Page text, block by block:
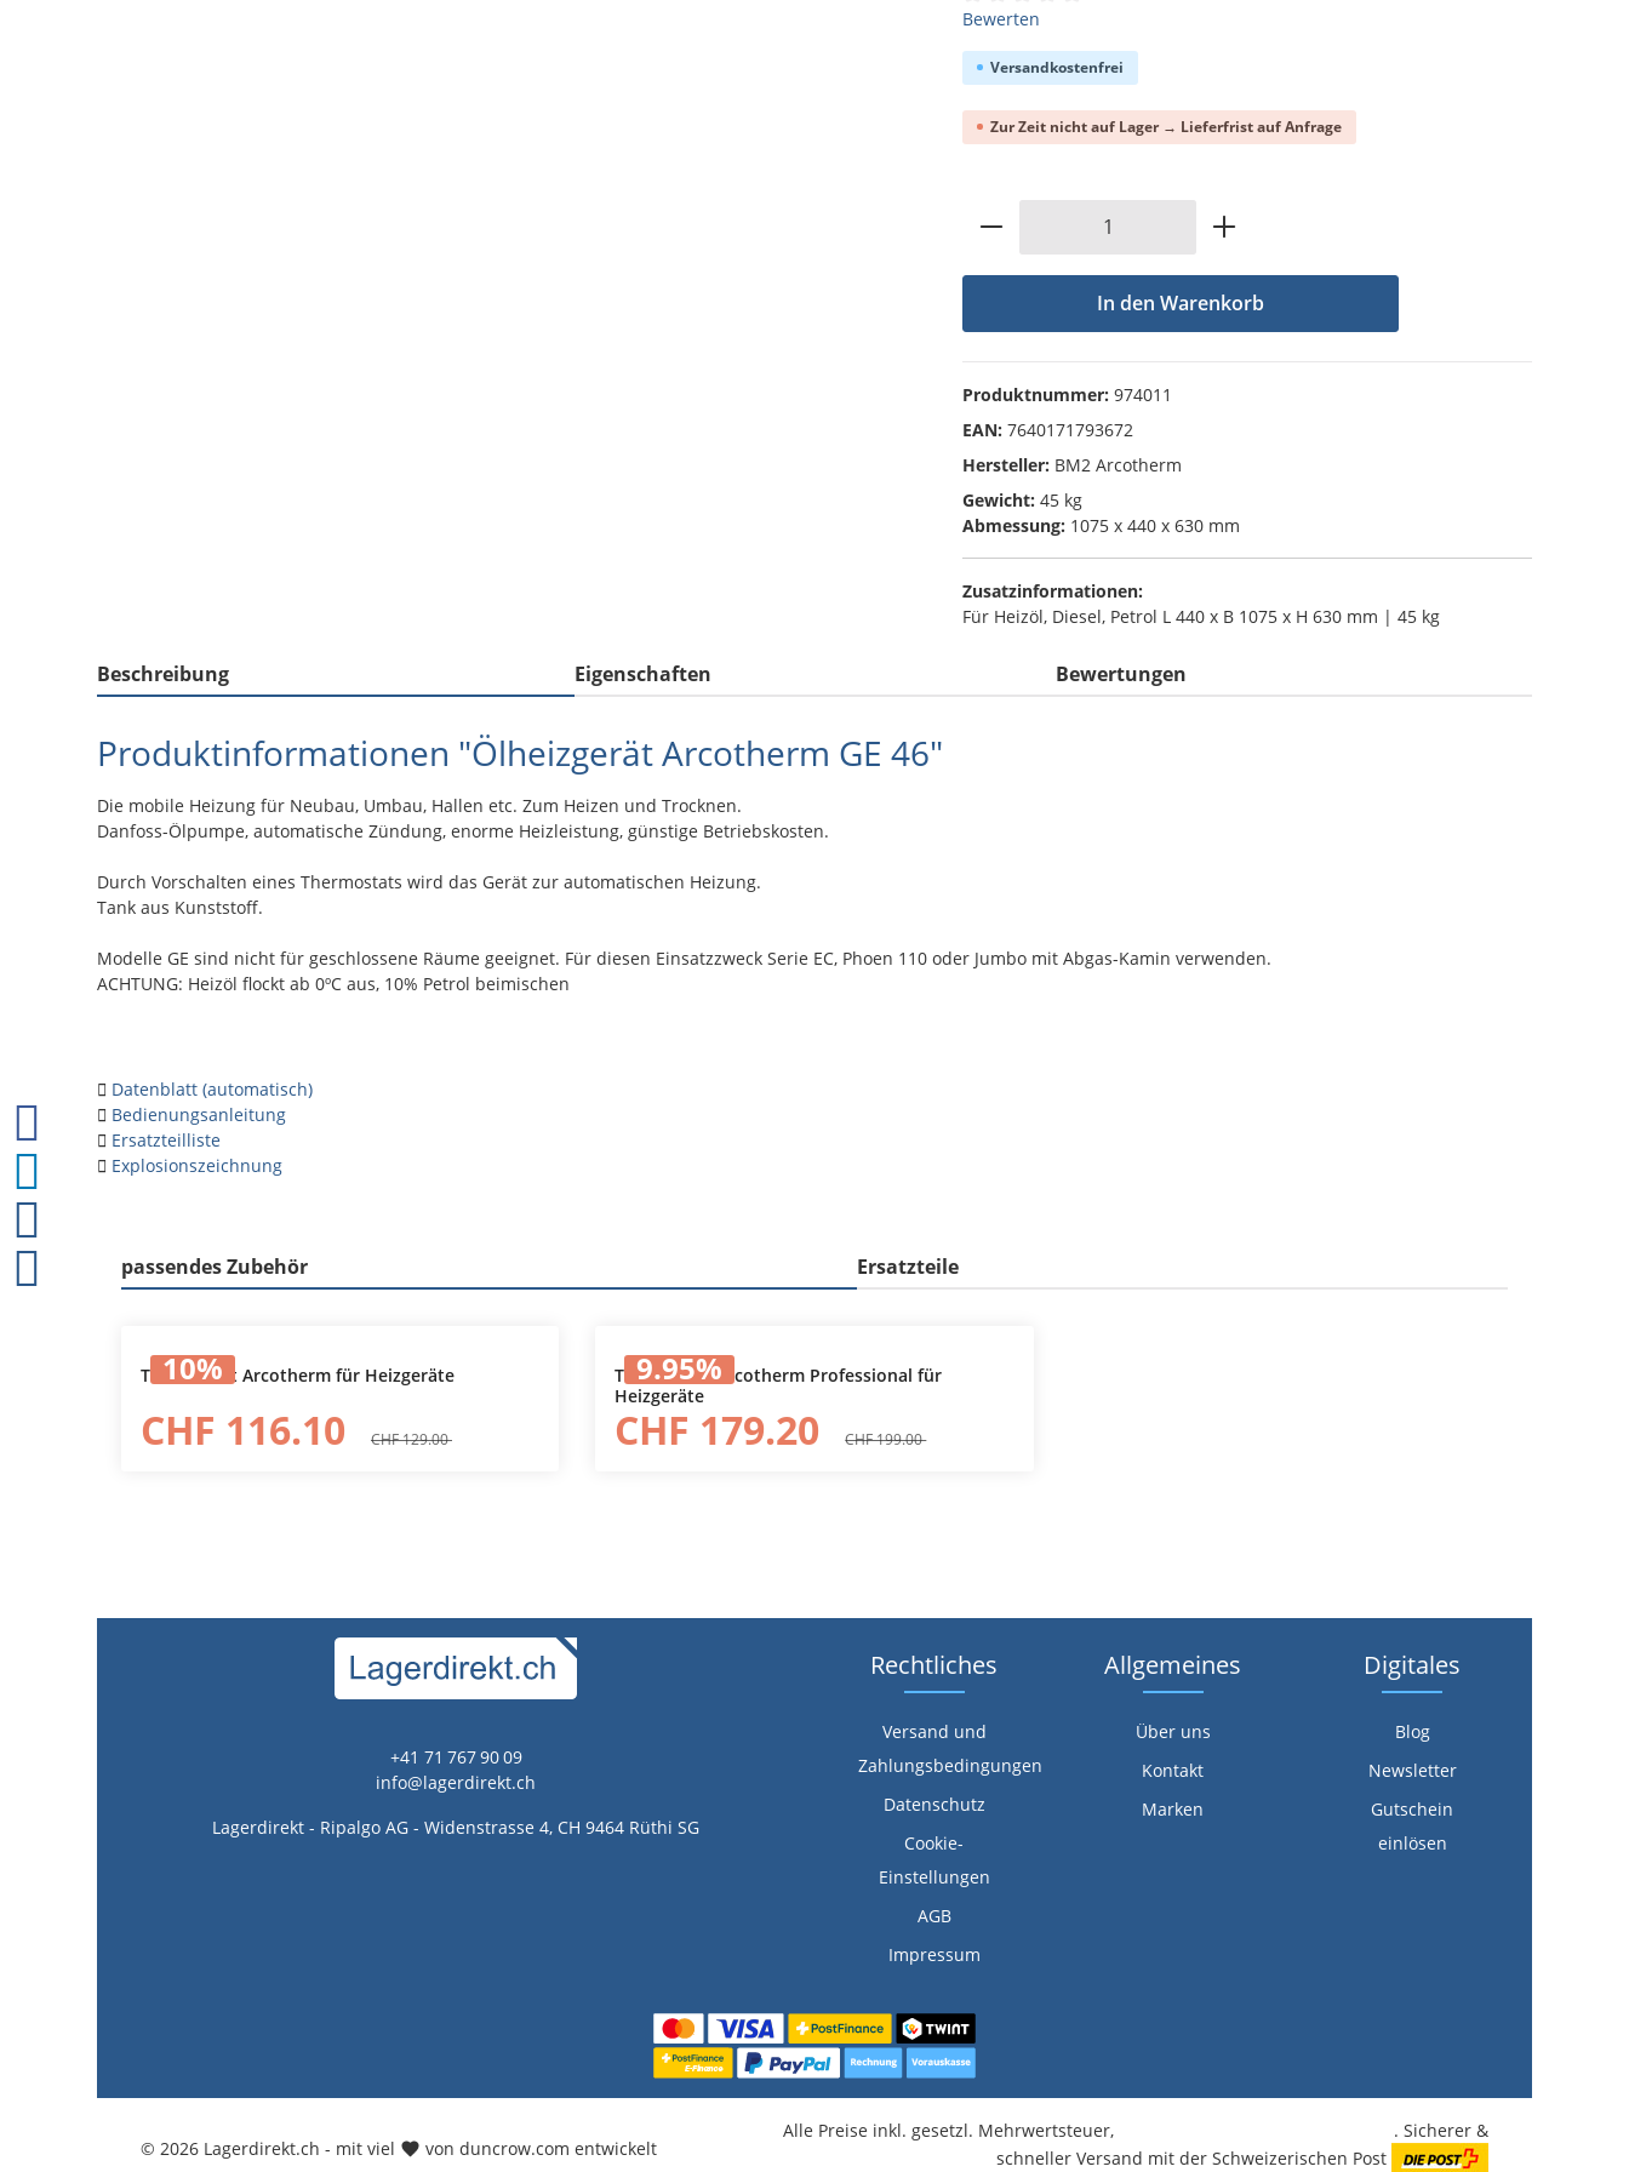
Durchschnittliche Bewertung von 0 von 5 Sternen
Bewerten
Versandkostenfrei
Zur Zeit nicht auf Lager → Lieferfrist auf Anfrage
Produkt Anzahl: Gib den gewünschten Wert
In den Warenkorb
Produktnummer: 974011
EAN: 7640171793672
Hersteller: BM2 Arcotherm
Gewicht: 45 kg
Abmessung: 1075 x 440 x 630 mm
Zusatzinformationen:
Für Heizöl, Diesel, Petrol L 440 x B 1075 x H 630 mm | 45 kg
Beschreibung Eigenschaften Bewertungen
Produktinformationen "Ölheizgerät Arcotherm GE 46"
Die mobile Heizung für Neubau, Umbau, Hallen etc. Zum Heizen und Trocknen.
Danfoss-Ölpumpe, automatische Zündung, enorme Heizleistung, günstige Betriebskosten.
Durch Vorschalten eines Thermostats wird das Gerät zur automatischen Heizung.
Tank aus Kunststoff.
Modelle GE sind nicht für geschlossene Räume geeignet. Für diesen Einsatzzweck Serie EC, Phoen 110 oder Jumbo mit Abgas-Kamin verwenden.
ACHTUNG: Heizöl flockt ab 0ºC aus, 10% Petrol beimischen
Datenblatt (automatisch)
Bedienungsanleitung
Ersatzteilliste
Explosionszeichnung
passendes Zubehör Ersatzteile
10%
Thermostat Arcotherm für Heizgeräte
CHF 116.10 CHF 129.00
9.95%
Thermostat Arcotherm Professional für
Heizgeräte
CHF 179.20 CHF 199.00
+41 71 767 90 09
info@lagerdirekt.ch
Lagerdirekt - Ripalgo AG - Widenstrasse 4, CH 9464 Rüthi SG
Rechtliches
Versand und
Zahlungsbedingungen
Datenschutz
Cookie-
Einstellungen
AGB
Impressum
Allgemeines
Über uns
Kontakt
Marken
Digitales
Blog
Newsletter
Gutschein
einlösen
© 2026 Lagerdirekt.ch - mit viel von duncrow.com entwickelt
Alle Preise inkl. gesetzl. Mehrwertsteuer,
. Sicherer &
schneller Versand mit der Schweizerischen Post